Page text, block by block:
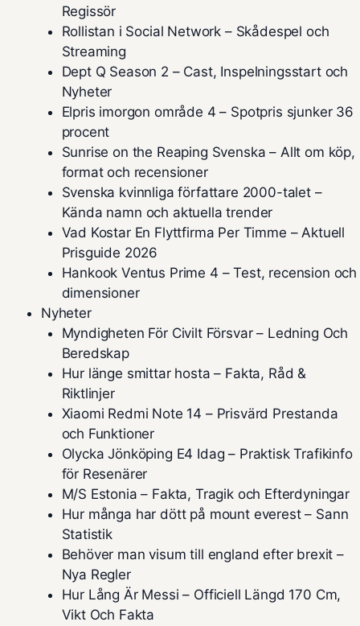
Regissör
Rollistan i Social Network – Skådespel och
Streaming
Dept Q Season 2 – Cast, Inspelningsstart och
Nyheter
Elpris imorgon område 4 – Spotpris sjunker 36
procent
Sunrise on the Reaping Svenska – Allt om köp,
format och recensioner
Svenska kvinnliga författare 2000-talet –
Kända namn och aktuella trender
Vad Kostar En Flyttfirma Per Timme – Aktuell
Prisguide 2026
Hankook Ventus Prime 4 – Test, recension och
dimensioner
Nyheter
Myndigheten För Civilt Försvar – Ledning Och
Beredskap
Hur länge smittar hosta – Fakta, Råd &
Riktlinjer
Xiaomi Redmi Note 14 – Prisvärd Prestanda
och Funktioner
Olycka Jönköping E4 Idag – Praktisk Trafikinfo
för Resenärer
M/S Estonia – Fakta, Tragik och Efterdyningar
Hur många har dött på mount everest – Sann
Statistik
Behöver man visum till england efter brexit –
Nya Regler
Hur Lång Är Messi – Officiell Längd 170 Cm,
Vikt Och Fakta